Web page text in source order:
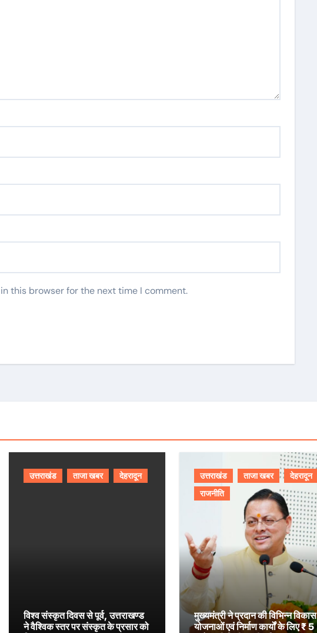
this browser for the next time I comment.
उत्तराखंड ताजा खबर देहरादून
विश्व संस्कृत दिवस से पूर्व, उत्तराखण्ड
ने वैश्विक स्तर पर संस्कृत के प्रसार को
उत्तराखंड ताजा खबर
देहरादून
राजनीति
मुख्यमंत्री ने प्रदान की विभिन्न विकास
योजनाओं एवं निर्माण कार्यों के लिए ₹ 5